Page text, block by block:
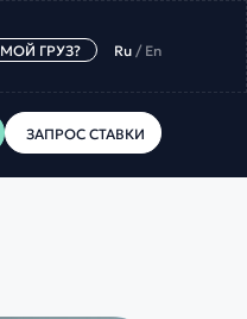
ГРУЗ? Ru / En
ЗАПРОС СТАВКИ